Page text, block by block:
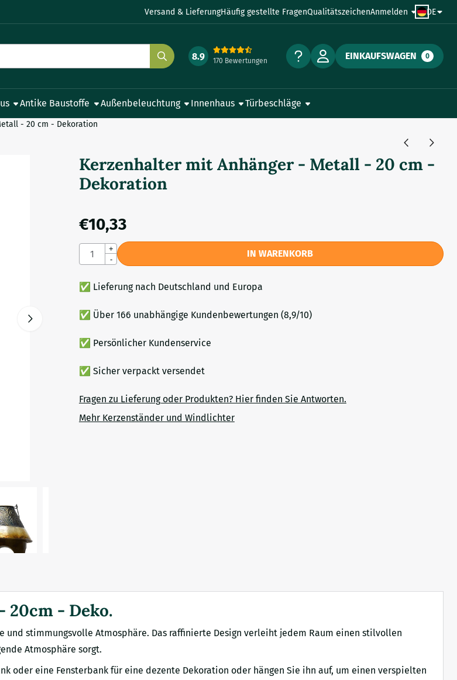
Versand & LieferungHäufig gestellte FragenQualitätszeichenAnmelden DE
8.9 170 Bewertungen EINKAUFSWAGEN 0
Antike Baustoffe Außenbeleuchtung Innenhaus Türbeschläge
- 20 cm - Dekoration
Kerzenhalter mit Anhänger - Metall - 20 cm -
Dekoration
€10,33
Anzahl
+
-
IN WARENKORB
✅ Lieferung nach Deutschland und Europa
✅ Über 166 unabhängige Kundenbewertungen (8,9/10)
✅ Persönlicher Kundenservice
✅ Sicher verpackt versendet
Fragen zu Lieferung oder Produkten? Hier finden Sie Antworten.
Mehr Kerzenständer und Windlichter
- Deko.
stimmungsvolle Atmosphäre. Das raffinierte Design verleiht jedem Raum einen stilvollen
Atmosphäre sorgt.
oder eine Fensterbank für eine dezente Dekoration oder hängen Sie ihn auf, um einen verspielten